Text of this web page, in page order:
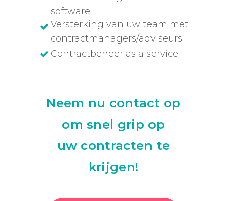
software
Versterking van uw team met
contractmanagers/adviseurs
Contractbeheer as a service
Neem nu contact op
om snel grip op
uw contracten te
krijgen!